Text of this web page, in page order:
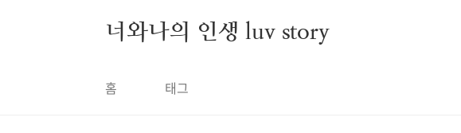
너와나의 인생 luv story
홈 태그